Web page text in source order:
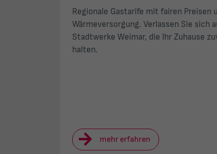
Regionale Gastarife mit fairen Preisen
Wärmeversorgung. Verlassen Sie sich
Stadtwerke Weimar, die Ihr Zuhause
halten.
mehr erfahren